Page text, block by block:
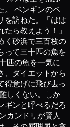
。 ペンギンのペ
を訪ねた。「はは
ら教えよう！」
く砂浜で三百枚の
って三十匹の魚を
匹の魚を一気に
、ダイエットから
得意げに飛び去っ
しくない。しか
ギンと呼べるだろ
カンドリが賢人